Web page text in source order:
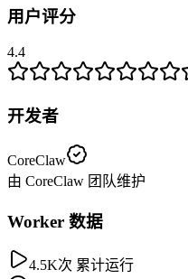
用户评分
4.4
开发者
CoreClaw
由 CoreClaw 团队维护
Worker 数据
4.5K次 累计运行